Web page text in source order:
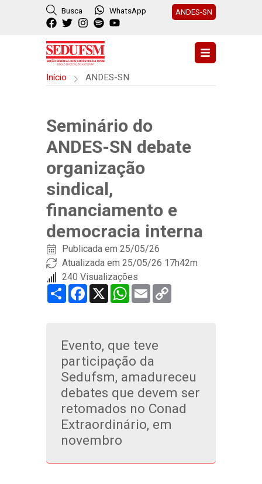
Busca WhatsApp ANDES-SN
Início ANDES-SN
Seminário do
ANDES-SN debate
organização
sindical,
financiamento e
democracia interna
Publicada em 25/05/26
Atualizada em 25/05/26 17h42m
240 Visualizações
Share Facebook
X WhatsApp
Email
Evento, que teve
participação da
Sedufsm, amadureceu
debates que devem ser
retomados no Conad
Extraordinário, em
novembro